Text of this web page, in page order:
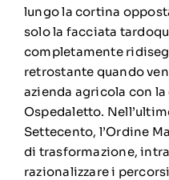
lungo la cortina
solo la facciata
completamente
retrostante quando
azienda agricola con
Ospedaletto.
Settecento, l’Ordine
di trasformazione,
razionalizzare i